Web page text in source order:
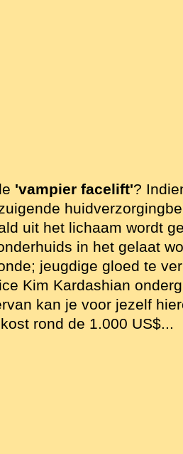
'vampier facelift'?
uit het lichaam wordt
in het gelaat
jeugdige gloed te
Kim Kardashian
kan je voor jezelf
rond de 1.000 US$...